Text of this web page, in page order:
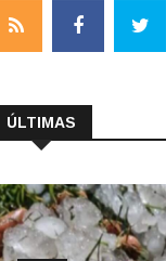
ÚLTIMAS